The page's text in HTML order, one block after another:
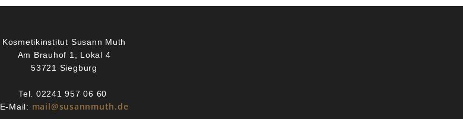
Kosmetikinstitut Susann Muth
Am Brauhof 1, Lokal 4
53721 Siegburg
Tel. 02241 957 06 60
E-Mail: mail@susannmuth.de